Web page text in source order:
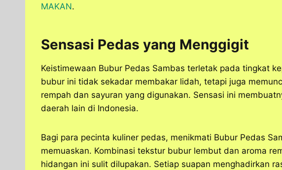
MAKAN.
Sensasi Pedas yang Menggigit
Keistimewaan Bubur Pedas Sambas terletak pada tingkat
bubur ini tidak sekadar membakar lidah, tetapi juga
rempah dan sayuran yang digunakan. Sensasi ini
daerah lain di Indonesia.
Bagi para pecinta kuliner pedas, menikmati Bubur Pedas
memuaskan. Kombinasi tekstur bubur lembut dan aroma
hidangan ini sulit dilupakan. Setiap suapan menghadirkan